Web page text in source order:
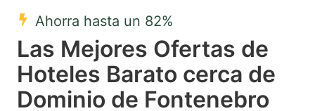
select
a
date.
Press
a
date.
Press
Ahorra hasta un 82%
Las Mejores Ofertas de
Hoteles Barato cerca de
Dominio de Fontenebro